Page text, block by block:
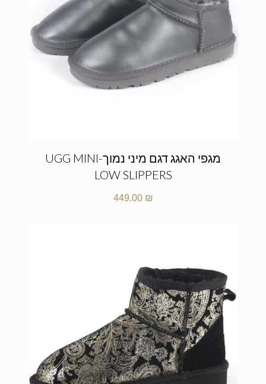
מגפי האגג דגם מיני נמוך-UGG MINI
LOW SLIPPERS
449.00 ₪